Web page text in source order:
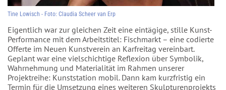
Tine Lowisch - Foto: Claudia Scheer van Erp
Eigentlich war zur gleichen Zeit eine eintägige, stille Kunst-
Performance mit dem Arbeitstitel: Fischmarkt – eine codierte
Offerte im Neuen Kunstverein an Karfreitag vereinbart.
Geplant war eine vielschichtige Reflexion über Symbolik,
Wahrnehmung und Materialität im Rahmen unserer
Projektreihe: Kunststation mobil. Dann kam kurzfristig ein
Termin für die Umsetzung eines weiteren Skulpturenprojekts